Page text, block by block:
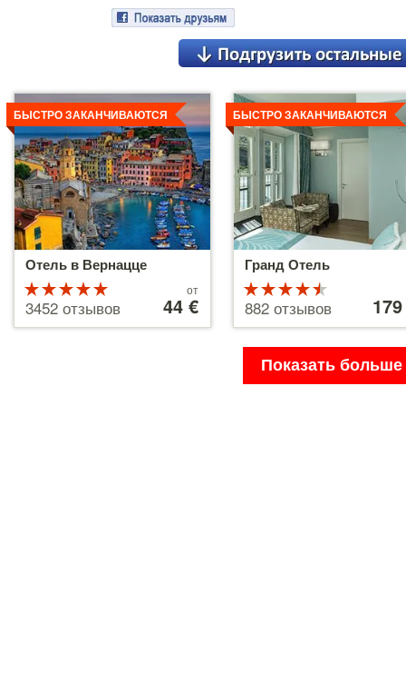
Отель в Вернацце
БЫСТРО ЗАКАНЧИВАЮТСЯ
5 из 5
3452 отзывов
от
44 €
Детальнее
Гранд Отель
БЫСТРО ЗАКАНЧИВАЮТСЯ
4.5 из 5
882 отзывов 179 €
Детальнее
Показать больше